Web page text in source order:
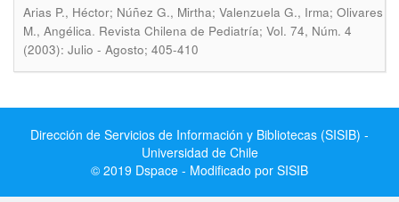
Arias P., Héctor; Núñez G., Mirtha; Valenzuela G., Irma; Olivares
M., Angélica. Revista Chilena de Pediatría; Vol. 74, Núm. 4
(2003): Julio - Agosto; 405-410
Dirección de Servicios de Información y Bibliotecas (SISIB) -
Universidad de Chile
© 2019 Dspace - Modificado por SISIB